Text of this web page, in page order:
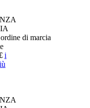
di marcia
i